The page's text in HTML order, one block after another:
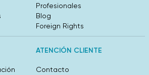
Profesionales
Blog
Foreign Rights
ATENCIÓN CLIENTE
Contacto